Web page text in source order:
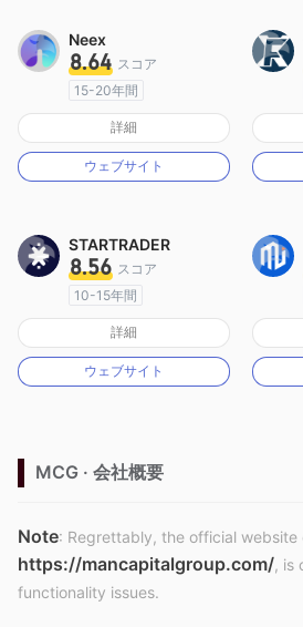
Neex
8.64 スコア
15-20年間
オーストラリア規制
マーケットメイキングライセンス（MM）
MT4フルライセンス
詳細
ウェブサイト
STARTRADER
8.56 スコア
10-15年間
オーストラリア規制
マーケットメイキングライセンス（MM）
MT4フルライセンス
詳細
ウェブサイト
MCG · 会社概要
Note: Regrettably, the official website
https://mancapitalgroup.com/, is
functionality issues.